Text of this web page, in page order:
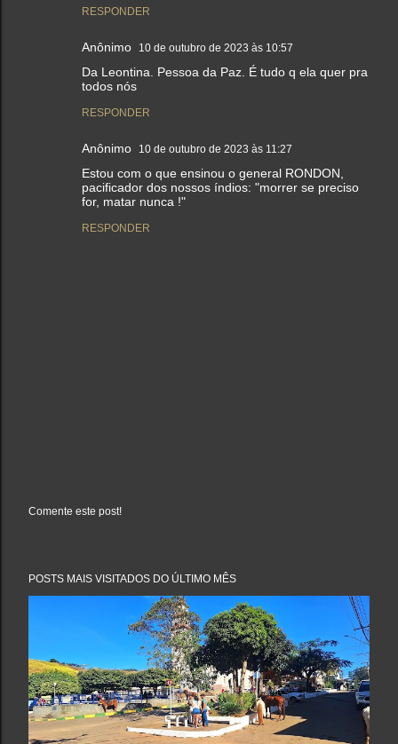
RESPONDER
Anônimo 10 de outubro de 2023 às 10:57
Da Leontina. Pessoa da Paz. É tudo q ela quer pra
todos nós
RESPONDER
Anônimo 10 de outubro de 2023 às 11:27
Estou com o que ensinou o general RONDON,
pacificador dos nossos índios: "morrer se preciso
for, matar nunca !"
RESPONDER
a
u
e
n
t
á
r
i
o
Comente este post!
POSTS MAIS VISITADOS DO ÚLTIMO MÊS